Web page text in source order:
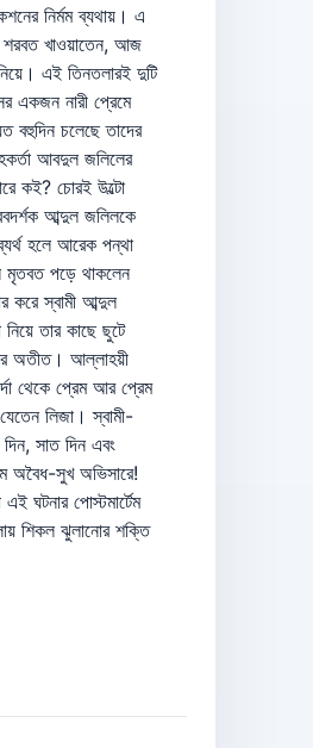
নির্মম ব্যথায়। এ
শরবত খাওয়াতেন, আজ
এই তিনতলারই দুটি
একজন নারী প্রেমে
বহুদিন চলেছে তাদের
আবদুল জলিলের
কই? চোরই উল্টো
আব্দুল জলিলকে
হলে আরেক পন্থা
মৃতবত পড়ে থাকলেন
করে স্বামী আব্দুল
তার কাছে ছুটে
অতীত। আল্লাহয়ী
থেকে প্রেম আর প্রেম
লিজা। স্বামী-
সাত দিন এবং
অবৈধ-সুখ অভিসারে!
ঘটনার পোস্টমার্টেম
শিকল ঝুলানোর শক্তি